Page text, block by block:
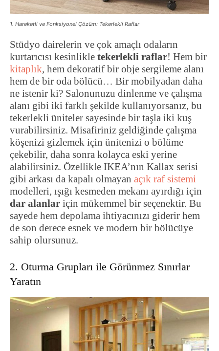
1. Hareketli ve Fonksiyonel Çözüm: Tekerlekli Raflar
Stüdyo dairelerin ve çok amaçlı odaların
kurtarıcısı kesinlikle tekerlekli raflar! Hem bir
kitaplık, hem dekoratif bir obje sergileme alanı
hem de bir oda bölücü… Bir mobilyadan daha
ne istenir ki? Salonunuzu dinlenme ve çalışma
alanı gibi iki farklı şekilde kullanıyorsanız, bu
tekerlekli üniteler sayesinde bir taşla iki kuş
vurabilirsiniz. Misafiriniz geldiğinde çalışma
köşenizi gizlemek için ünitenizi o bölüme
çekebilir, daha sonra kolayca eski yerine
alabilirsiniz. Özellikle IKEA’nın Kallax serisi
gibi arkası da kapalı olmayan açık raf sistemi
modelleri, ışığı kesmeden mekanı ayırdığı için
dar alanlar için mükemmel bir seçenektir. Bu
sayede hem depolama ihtiyacınızı giderir hem
de son derece esnek ve modern bir bölücüye
sahip olursunuz.
2. Oturma Grupları ile Görünmez Sınırlar
Yaratın